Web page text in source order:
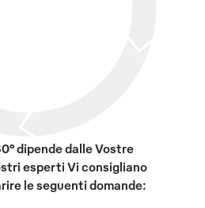
dipende dalle Vostre
esperti Vi consigliano
le seguenti domande: